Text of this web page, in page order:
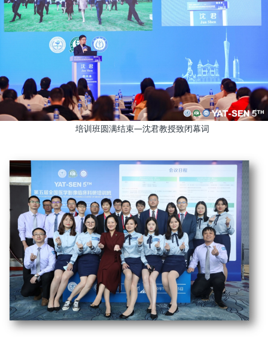
培训班圆满结束—沈君教授致闭幕词